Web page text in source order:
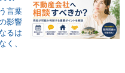
言葉
影響
るは
く、